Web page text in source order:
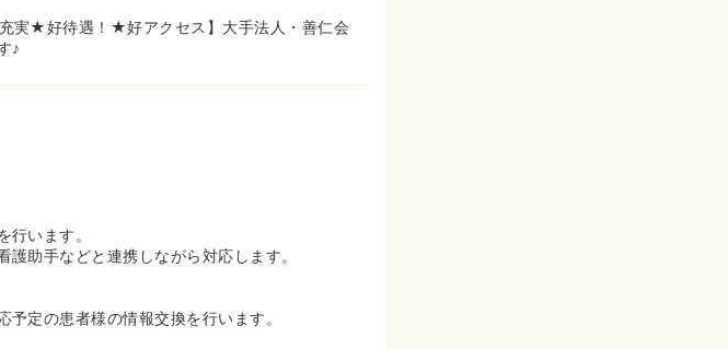
ャントトラブルなどが発生した際は､迅速に
森病院、昭和大学病院とも医療連携しており
境です♪≫
深く､ワークライフバランスを推進して｢残業
です♪
アまで買い物に行く等、オンオフを切り換え
実★好待遇！★好アクセス】大手法人・善仁会
♪
います。
助手などと連携しながら対応します。
定の患者様の情報交換を行います。